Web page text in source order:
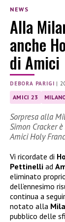
NEWS
Alla
anche
di Amici
DEBORA PARIGI |
AMICI 23
Sorpresa alla
Simon Cracker
Amici Holy
Vi ricordate di
Pettinelli ad
eliminato
dell’ennesimo
continua a
notato alla
pubblico delle